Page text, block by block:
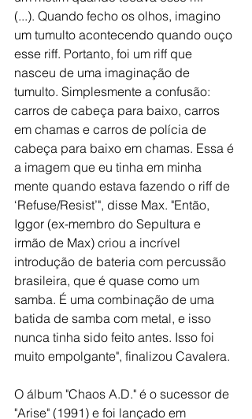
(...). Quando fecho os olhos, imagino
um tumulto acontecendo quando ouço
esse riff. Portanto, foi um riff que
nasceu de uma imaginação de
tumulto. Simplesmente a confusão:
carros de cabeça para baixo, carros
em chamas e carros de polícia de
cabeça para baixo em chamas. Essa é
a imagem que eu tinha em minha
mente quando estava fazendo o riff de
‘Refuse/Resist’", disse Max. "Então,
Iggor (ex-membro do Sepultura e
irmão de Max) criou a incrível
introdução de bateria com percussão
brasileira, que é quase como um
samba. É uma combinação de uma
batida de samba com metal, e isso
nunca tinha sido feito antes. Isso foi
muito empolgante", finalizou Cavalera.
O álbum "Chaos A.D." é o sucessor de
"Arise" (1991) e foi lançado em